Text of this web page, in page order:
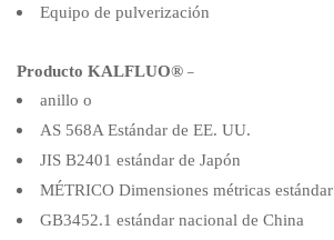
Equipo de pulverización
Producto KALFLUO®
anillo o
AS 568A Estándar de EE. UU.
JIS B2401 estándar de Japón
MÉTRICO Dimensiones métricas estándar
GB3452.1 estándar nacional de China